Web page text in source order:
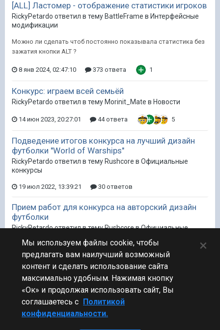
[ALL] Ластомер - отображение статистики игроков
RickyPetardo ответил в тему BattleFrame в Интерфейсные
модификации
Можно ли сделать чтоб постоянно показывала статистика без
зажатия кнопки ALT ?
8 янв 2024, 02:47:10 373 ответа 1
Конкурс: играем всей семьёй
RickyPetardo ответил в тему Morinit_Mate в Новости
14 июн 2023, 20:27:01 44 ответа 5
Подведение итогов конкурса на лучший дизайн
футболки "World of Warships"
RickyPetardo ответил в тему Rushcore в Официальные
конкурсы
19 июл 2022, 13:39:21 30 ответов
Прием работ для конкурса на авторский дизайн
футболки
RickyPetardo ответил в тему Rushcore вОфициальные
Mr. Kraken
15 июн 2022, 09:42:39 47 ответов 4
Стиль
Мы используем файлы cookie, чтобы
предлагать вам наилучший возможный
контент и сделать использование сайта
максимально удобным. Нажимая кнопку
«Ок» и продолжая использовать сайт, Вы
соглашаетесь с Политикой
конфиденциальности.
×